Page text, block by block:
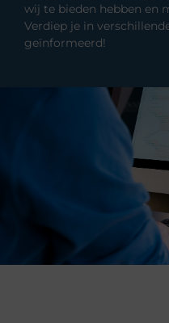
wij te bieden hebben en
Verdiep je in
geïnformeerd!